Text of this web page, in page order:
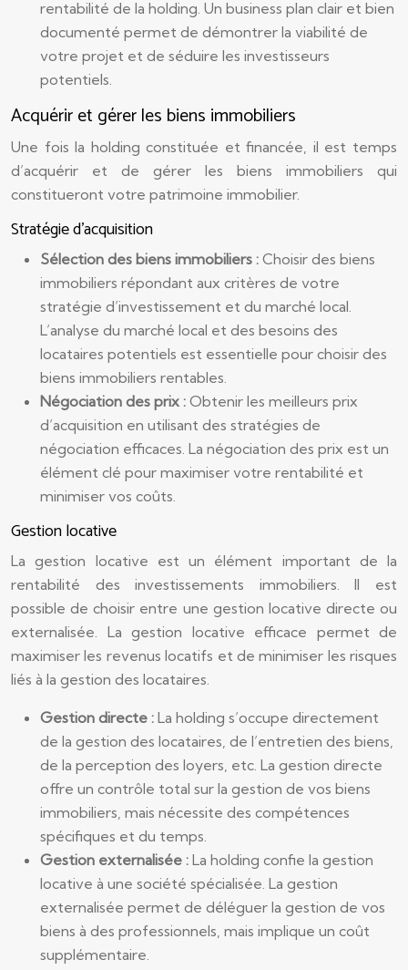
rentabilité de la holding. Un business plan clair et bien
documenté permet de démontrer la viabilité de
votre projet et de séduire les investisseurs
potentiels.
Acquérir et gérer les biens immobiliers
Une fois la holding constituée et financée, il est temps
d’acquérir et de gérer les biens immobiliers qui
constitueront votre patrimoine immobilier.
Stratégie d’acquisition
Sélection des biens immobiliers : Choisir des biens
immobiliers répondant aux critères de votre
stratégie d’investissement et du marché local.
L’analyse du marché local et des besoins des
locataires potentiels est essentielle pour choisir des
biens immobiliers rentables.
Négociation des prix : Obtenir les meilleurs prix
d’acquisition en utilisant des stratégies de
négociation efficaces. La négociation des prix est un
élément clé pour maximiser votre rentabilité et
minimiser vos coûts.
Gestion locative
La gestion locative est un élément important de la
rentabilité des investissements immobiliers. Il est
possible de choisir entre une gestion locative directe ou
externalisée. La gestion locative efficace permet de
maximiser les revenus locatifs et de minimiser les risques
liés à la gestion des locataires.
Gestion directe : La holding s’occupe directement
de la gestion des locataires, de l’entretien des biens,
de la perception des loyers, etc. La gestion directe
offre un contrôle total sur la gestion de vos biens
immobiliers, mais nécessite des compétences
spécifiques et du temps.
Gestion externalisée : La holding confie la gestion
locative à une société spécialisée. La gestion
externalisée permet de déléguer la gestion de vos
biens à des professionnels, mais implique un coût
supplémentaire.